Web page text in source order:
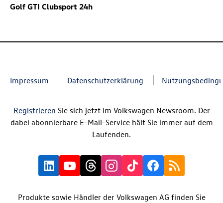
Golf GTI Clubsport 24h
Impressum Datenschutzerklärung
Registrieren Sie sich jetzt im Volkswagen Newsroom. Der
dabei abonnierbare E-Mail-Service hält Sie immer auf dem
Laufenden.
Produkte sowie Händler der Volkswagen AG finden Sie